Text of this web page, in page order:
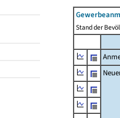
Stand der